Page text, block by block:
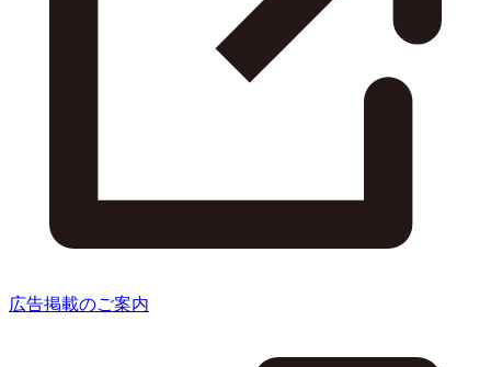
広告掲載のご案内